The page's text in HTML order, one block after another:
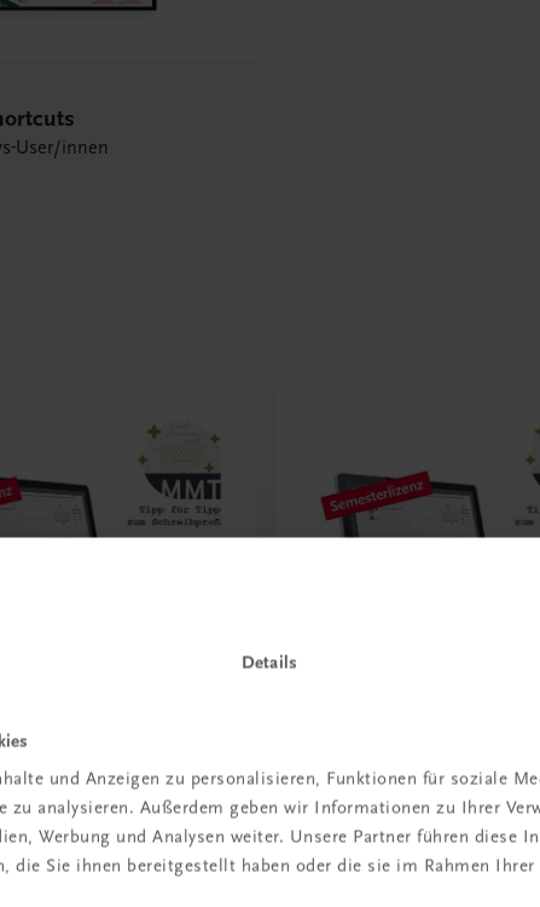
Details
und Anzeigen zu personalisieren, Funktionen für soziale
zu analysieren. Außerdem geben wir Informationen zu Ihrer
Werbung und Analysen weiter. Unsere Partner führen diese
die Sie ihnen bereitgestellt haben oder die sie im Rahmen
User/innen
Typing Premium
Multimedia-Typing
Semesterlizenz
€ 5,00